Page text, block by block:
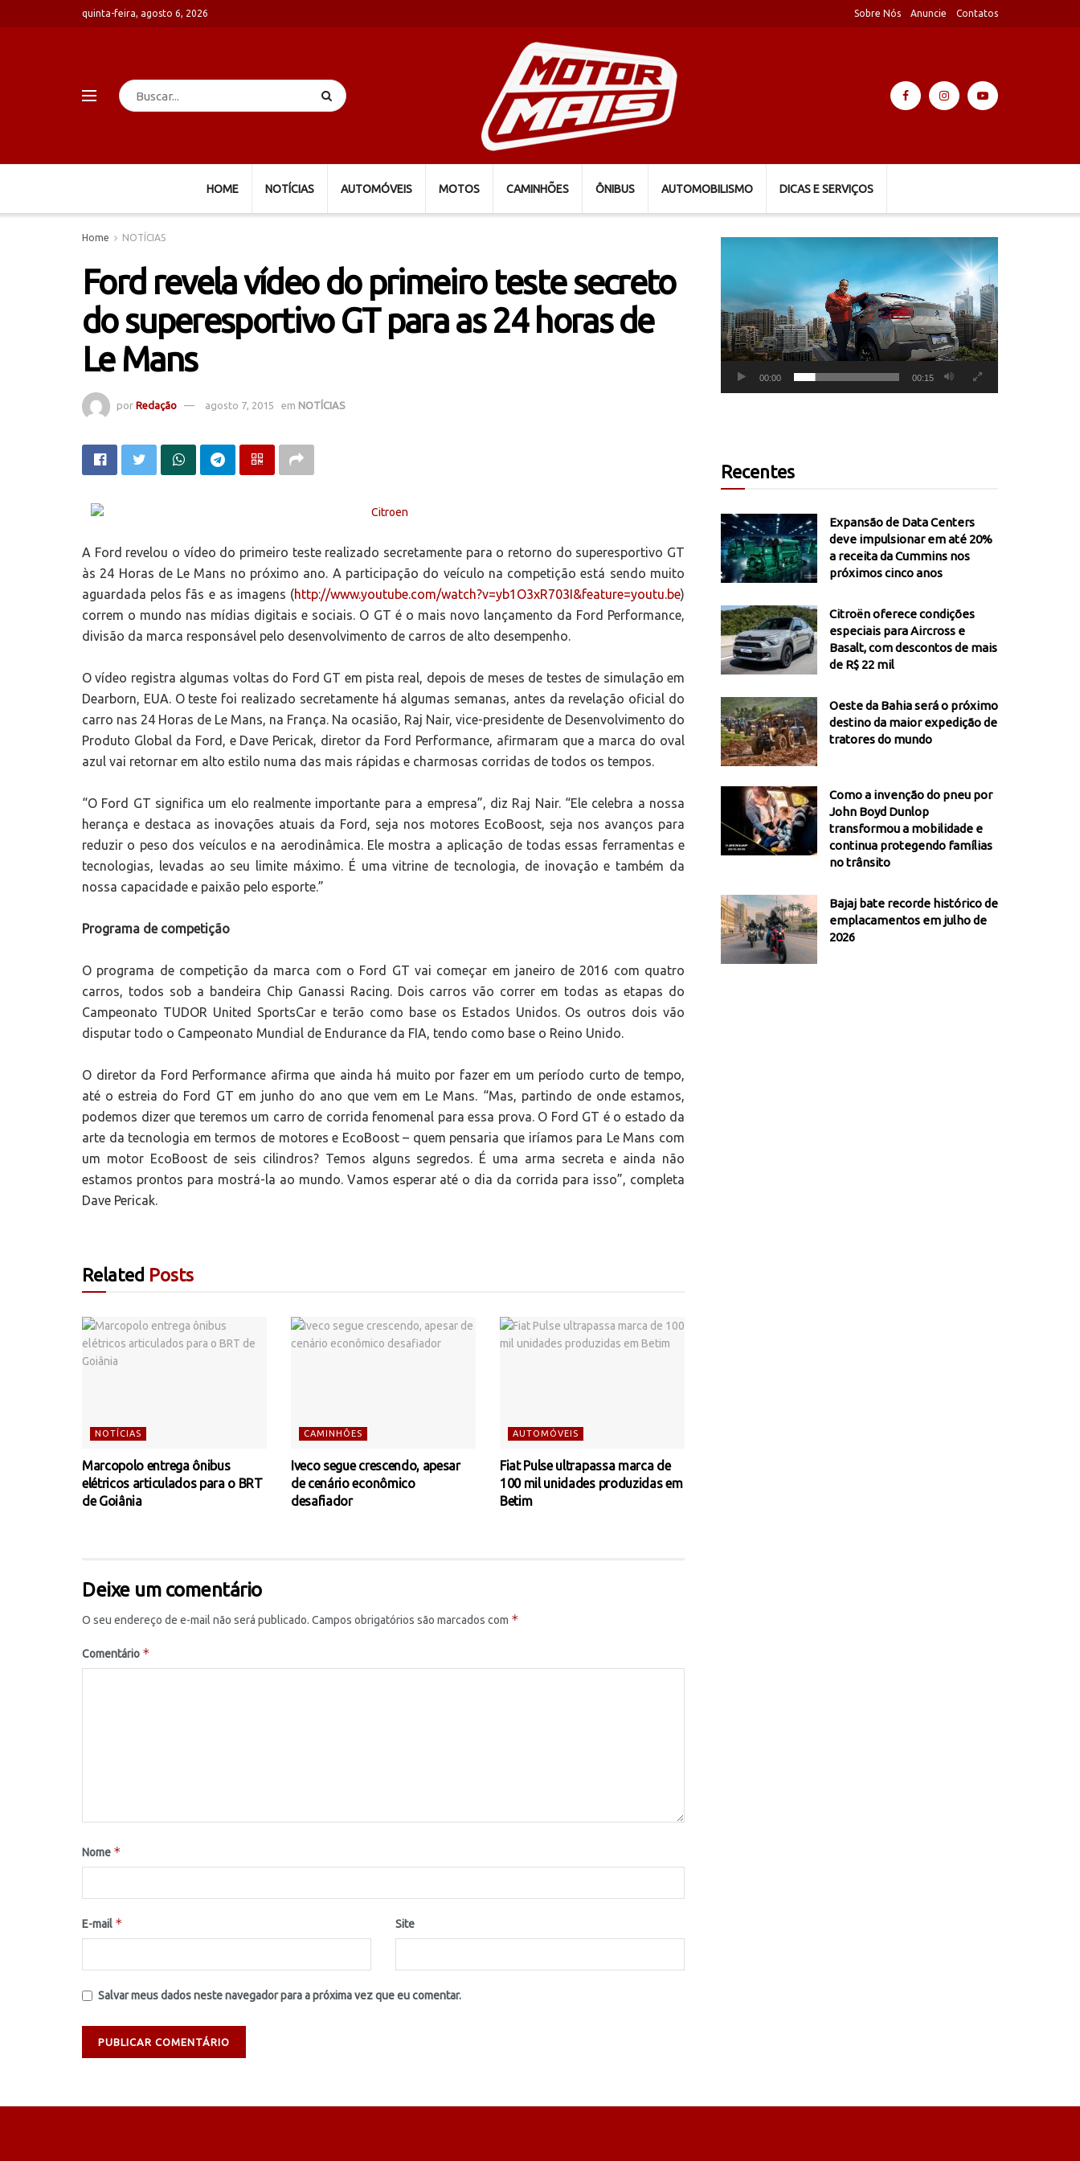
quinta-feira, agosto 6, 2026 Sobre Nós Anuncie Contatos
HOME NOTÍCIAS AUTOMÓVEIS MOTOS CAMINHÕES ÔNIBUS AUTOMOBILISMO DICAS E SERVIÇOS
Home NOTÍCIAS
Ford revela vídeo do primeiro teste secreto
do superesportivo GT para as 24 horas de
Le Mans
por Redação agosto 7, 2015 em NOTÍCIAS
A Ford revelou o vídeo do primeiro teste realizado secretamente para o retorno do superesportivo GT
às 24 Horas de Le Mans no próximo ano. A participação do veículo na competição está sendo muito
aguardada pelos fãs e as imagens (http://www.youtube.com/watch?v=yb1O3xR703I&feature=youtu.be)
correm o mundo nas mídias digitais e sociais. O GT é o mais novo lançamento da Ford Performance,
divisão da marca responsável pelo desenvolvimento de carros de alto desempenho.
O vídeo registra algumas voltas do Ford GT em pista real, depois de meses de testes de simulação em
Dearborn, EUA. O teste foi realizado secretamente há algumas semanas, antes da revelação oficial do
carro nas 24 Horas de Le Mans, na França. Na ocasião, Raj Nair, vice-presidente de Desenvolvimento do
Produto Global da Ford, e Dave Pericak, diretor da Ford Performance, afirmaram que a marca do oval
azul vai retornar em alto estilo numa das mais rápidas e charmosas corridas de todos os tempos.
“O Ford GT significa um elo realmente importante para a empresa”, diz Raj Nair. “Ele celebra a nossa
herança e destaca as inovações atuais da Ford, seja nos motores EcoBoost, seja nos avanços para
reduzir o peso dos veículos e na aerodinâmica. Ele mostra a aplicação de todas essas ferramentas e
tecnologias, levadas ao seu limite máximo. É uma vitrine de tecnologia, de inovação e também da
nossa capacidade e paixão pelo esporte.”
Programa de competição
O programa de competição da marca com o Ford GT vai começar em janeiro de 2016 com quatro
carros, todos sob a bandeira Chip Ganassi Racing. Dois carros vão correr em todas as etapas do
Campeonato TUDOR United SportsCar e terão como base os Estados Unidos. Os outros dois vão
disputar todo o Campeonato Mundial de Endurance da FIA, tendo como base o Reino Unido.
O diretor da Ford Performance afirma que ainda há muito por fazer em um período curto de tempo,
até o estreia do Ford GT em junho do ano que vem em Le Mans. “Mas, partindo de onde estamos,
podemos dizer que teremos um carro de corrida fenomenal para essa prova. O Ford GT é o estado da
arte da tecnologia em termos de motores e EcoBoost – quem pensaria que iríamos para Le Mans com
um motor EcoBoost de seis cilindros? Temos alguns segredos. É uma arma secreta e ainda não
estamos prontos para mostrá-la ao mundo. Vamos esperar até o dia da corrida para isso”, completa
Dave Pericak.
Related Posts
NOTÍCIAS
Marcopolo entrega ônibus
elétricos articulados para o BRT
de Goiânia
CAMINHÕES
Iveco segue crescendo, apesar
de cenário econômico
desafiador
AUTOMÓVEIS
Fiat Pulse ultrapassa marca de
100 mil unidades produzidas em
Betim
Deixe um comentário
O seu endereço de e-mail não será publicado. Campos obrigatórios são marcados com *
Comentário *
Nome *
E-mail * Site
Salvar meus dados neste navegador para a próxima vez que eu comentar.
00:00 00:15
Recentes
Expansão de Data Centers
deve impulsionar em até 20%
a receita da Cummins nos
próximos cinco anos
Citroën oferece condições
especiais para Aircross e
Basalt, com descontos de mais
de R$ 22 mil
Oeste da Bahia será o próximo
destino da maior expedição de
tratores do mundo
Como a invenção do pneu por
John Boyd Dunlop
transformou a mobilidade e
continua protegendo famílias
no trânsito
Bajaj bate recorde histórico de
emplacamentos em julho de
2026